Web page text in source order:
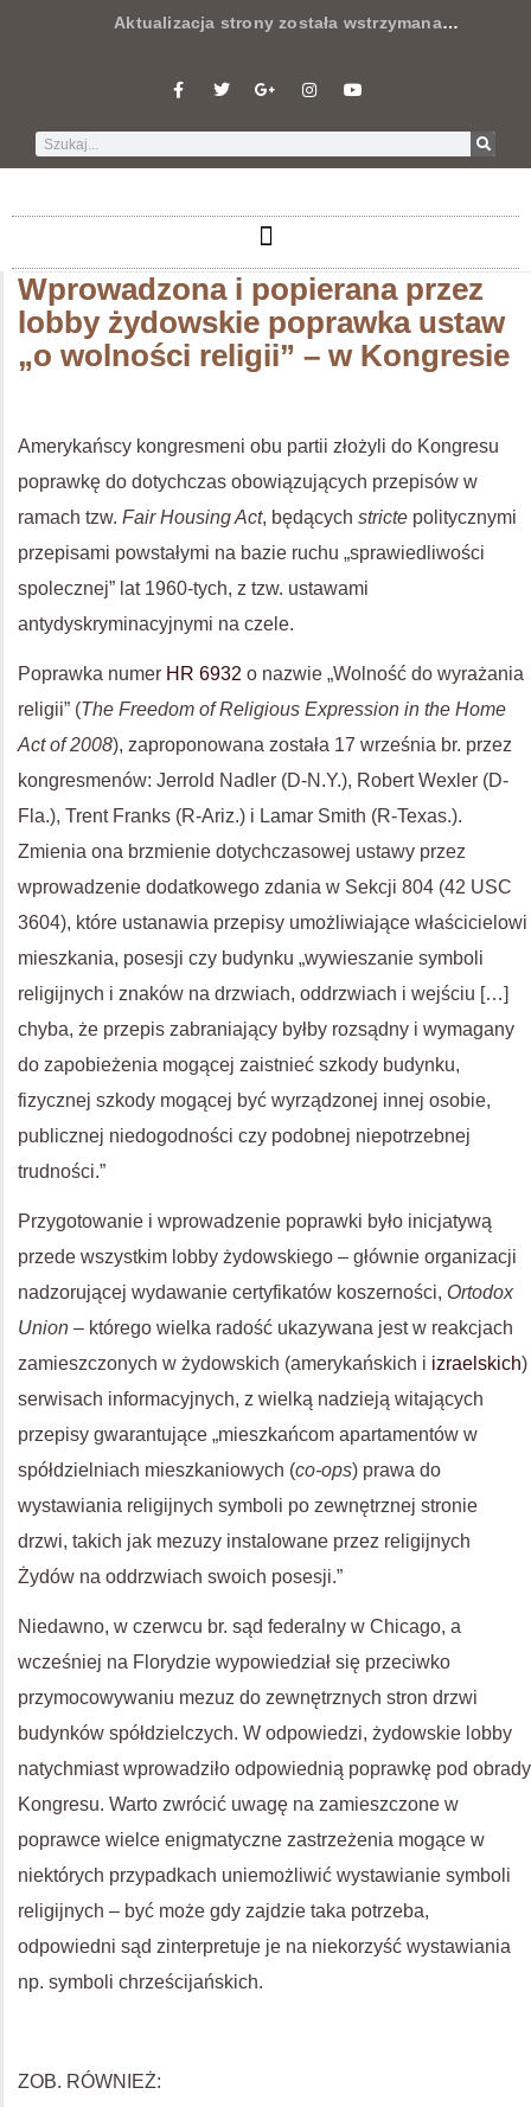
Aktualizacja strony została wstrzymana…
Wprowadzona i popierana przez
lobby żydowskie poprawka ustaw
„o wolności religii” – w Kongresie
Amerykańscy kongresmeni obu partii złożyli do Kongresu
poprawkę do dotychczas obowiązujących przepisów w
ramach tzw. Fair Housing Act, będących stricte politycznymi
przepisami powstałymi na bazie ruchu „sprawiedliwości
spolecznej” lat 1960-tych, z tzw. ustawami
antydyskryminacyjnymi na czele.
Poprawka numer HR 6932 o nazwie „Wolność do wyrażania
religii” (The Freedom of Religious Expression in the Home
Act of 2008), zaproponowana została 17 września br. przez
kongresmenów: Jerrold Nadler (D-N.Y.), Robert Wexler (D-
Fla.), Trent Franks (R-Ariz.) i Lamar Smith (R-Texas.).
Zmienia ona brzmienie dotychczasowej ustawy przez
wprowadzenie dodatkowego zdania w Sekcji 804 (42 USC
3604), które ustanawia przepisy umożliwiające właścicielowi
mieszkania, posesji czy budynku „wywieszanie symboli
religijnych i znaków na drzwiach, oddrzwiach i wejściu […]
chyba, że przepis zabraniający byłby rozsądny i wymagany
do zapobieżenia mogącej zaistnieć szkody budynku,
fizycznej szkody mogącej być wyrządzonej innej osobie,
publicznej niedogodności czy podobnej niepotrzebnej
trudności.”
Przygotowanie i wprowadzenie poprawki było inicjatywą
przede wszystkim lobby żydowskiego – głównie organizacji
nadzorującej wydawanie certyfikatów koszerności, Ortodox
Union – którego wielka radość ukazywana jest w reakcjach
zamieszczonych w żydowskich (amerykańskich i izraelskich)
serwisach informacyjnych, z wielką nadzieją witających
przepisy gwarantujące „mieszkańcom apartamentów w
spółdzielniach mieszkaniowych (co-ops) prawa do
wystawiania religijnych symboli po zewnętrznej stronie
drzwi, takich jak mezuzy instalowane przez religijnych
Żydów na oddrzwiach swoich posesji.”
Niedawno, w czerwcu br. sąd federalny w Chicago, a
wcześniej na Florydzie wypowiedział się przeciwko
przymocowywaniu mezuz do zewnętrznych stron drzwi
budynków spółdzielczych. W odpowiedzi, żydowskie lobby
natychmiast wprowadziło odpowiednią poprawkę pod obrady
Kongresu. Warto zwrócić uwagę na zamieszczone w
poprawce wielce enigmatyczne zastrzeżenia mogące w
niektórych przypadkach uniemożliwić wystawianie symboli
religijnych – być może gdy zajdzie taka potrzeba,
odpowiedni sąd zinterpretuje je na niekorzyść wystawiania
np. symboli chrześcijańskich.
ZOB. RÓWNIEŻ: